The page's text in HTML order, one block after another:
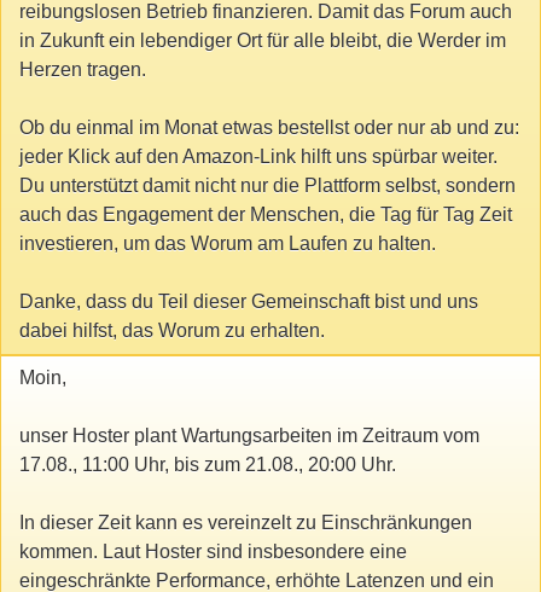
reibungslosen Betrieb finanzieren. Damit das Forum auch
in Zukunft ein lebendiger Ort für alle bleibt, die Werder im
Herzen tragen.
Ob du einmal im Monat etwas bestellst oder nur ab und zu:
jeder Klick auf den Amazon-Link hilft uns spürbar weiter.
Du unterstützt damit nicht nur die Plattform selbst, sondern
auch das Engagement der Menschen, die Tag für Tag Zeit
investieren, um das Worum am Laufen zu halten.
Danke, dass du Teil dieser Gemeinschaft bist und uns
dabei hilfst, das Worum zu erhalten.
Moin,
unser Hoster plant Wartungsarbeiten im Zeitraum vom
17.08., 11:00 Uhr, bis zum 21.08., 20:00 Uhr.
In dieser Zeit kann es vereinzelt zu Einschränkungen
kommen. Laut Hoster sind insbesondere eine
eingeschränkte Performance, erhöhte Latenzen und ein